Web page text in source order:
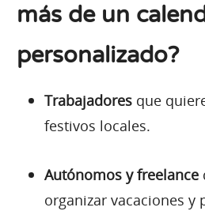
más de un
personalizado?
Trabajadores que
festivos locales.
Autónomos y freelance
organizar vacaciones y